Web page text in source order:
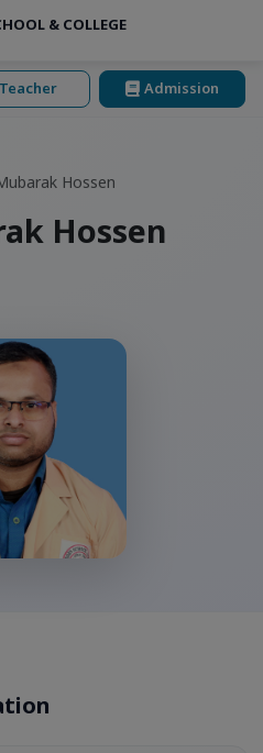
& COLLEGE
Teacher Admission
Hossen
Hossen